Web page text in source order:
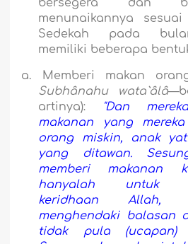
bersegera dan
menunaikannya
Sedekah pada
memiliki beberapa
a.
Memberi makan
Subhânahu wata`âlâ
artinya):
"Dan
makanan yang
orang miskin, anak
yang ditawan.
memberi makanan
hanyalah untuk
keridhaan Allah,
menghendaki balasan
tidak pula (ucapan)